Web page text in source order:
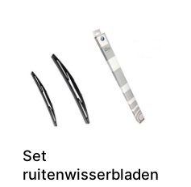
Set
ruitenwisserbladen